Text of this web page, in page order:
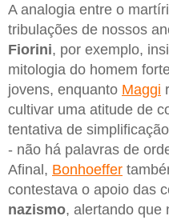
A analogia entre o
tribulações de nossos
Fiorini, por exemplo,
mitologia do homem
jovens, enquanto Maggi
cultivar uma atitude de
tentativa de
- não há palavras de
Afinal, Bonhoeffer
contestava o apoio das
nazismo, alertando que